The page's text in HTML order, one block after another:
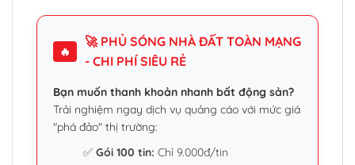
🔥
🚀 PHỦ SÓNG NHÀ ĐẤT TOÀN MẠNG
- CHI PHÍ SIÊU RẺ
Bạn muốn thanh khoản nhanh bất động sản?
Trải nghiệm ngay dịch vụ quảng cáo với mức giá
"phá đảo" thị trường:
✅Gói 100 tin: Chỉ 9.000đ/tin